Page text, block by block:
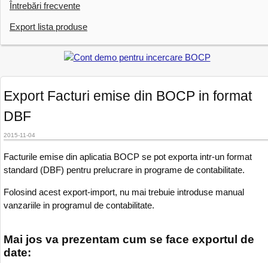
Întrebări frecvente
Export lista produse
Export Facturi emise din BOCP in format
DBF
2015-11-04
Facturile emise din aplicatia BOCP se pot exporta intr-un format
standard (DBF) pentru prelucrare in programe de contabilitate.
Folosind acest export-import, nu mai trebuie introduse manual
vanzariile in programul de contabilitate.
Mai jos va prezentam cum se face exportul de
date: